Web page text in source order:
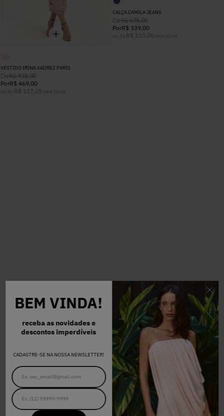
BEM VINDA!
receba as novidades e
descontos imperdíveis
CADASTRE-SE NA NOSSA NEWSLETTER!
VESTIDO IRINA XADREZ PARIS
DeR$ 938,00
PorR$ 469,00
ou 4 x R$ 117,25 sem juros
CALÇA CAMILA JEANS
DeR$ 678,00
PorR$ 339,00
ou 3 x R$ 113,00 sem juros